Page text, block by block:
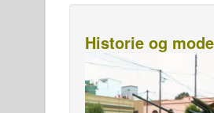
Historie og